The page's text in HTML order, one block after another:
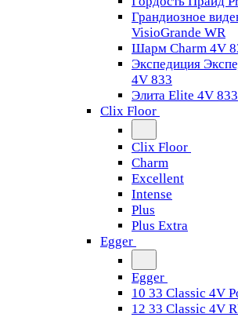
Грандиозное
VisioGrande WR
Шарм Charm 4V
Экспедиция
4V 833
Элита Elite 4V 833
Clix Floor
Clix Floor
Charm
Excellent
Intense
Plus
Plus Extra
Egger
Egger
10 33 Classic 4V
12 33 Classic 4V